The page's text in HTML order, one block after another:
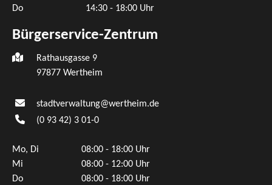
Do
14:30 - 18:00 Uhr
Bürgerservice-Zentrum
Rathausgasse 9
97877 Wertheim
stadtverwaltung@wertheim.de
(0 93 42) 3 01-0
Mo, Di
08:00 - 18:00 Uhr
Mi
08:00 - 12:00 Uhr
Do
08:00 - 18:00 Uhr